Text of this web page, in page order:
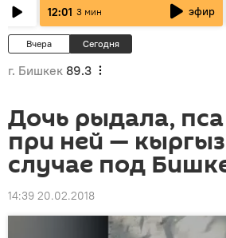
12:01 3 мин эфир
Вчера Сегодня
г. Бишкек 89.3
Дочь рыдала,
при ней —
случае под
14:39 20.02.2018